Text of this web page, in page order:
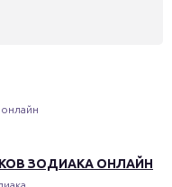
ЗОДИАКА ОНЛАЙН